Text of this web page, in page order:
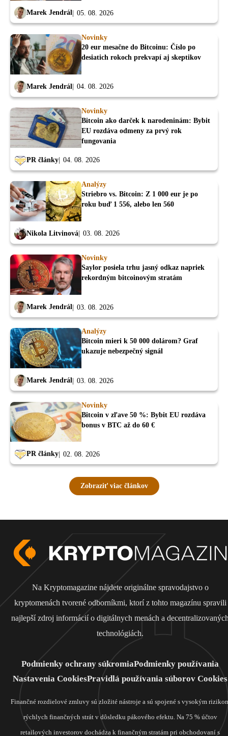
Marek Jendrál 05. 08. 2026
Novinky
20 eur mesačne do Bitcoinu: Číslo po
desiatich rokoch prekvapí aj skeptikov
Marek Jendrál 04. 08. 2026
Novinky
Bitcoin ako darček k narodeninám: Bybit
EU rozdáva odmeny za prvý rok
fungovania
PR články 04. 08. 2026
Analýzy
Striebro vs. Bitcoin: Z 1 000 eur je po
roku buď 1 556, alebo len 560
Nikola Litvinová 03. 08. 2026
Novinky
Saylor posiela trhu jasný odkaz napriek
rekordným bitcoinovým stratám
Marek Jendrál 03. 08. 2026
Analýzy
Bitcoin mieri k 50 000 dolárom? Graf
ukazuje nebezpečný signál
Marek Jendrál 03. 08. 2026
Novinky
Bitcoin v zľave 50 %: Bybit EU rozdáva
bonus v BTC až do 60 €
PR články 02. 08. 2026
Zobraziť viac článkov
Na Kryptomagazine nájdete originálne spravodajstvo o
kryptomenách tvorené odborníkmi, ktorí z tohto magazínu spravili
najlepší zdroj informácií o digitálnych menách a
technológiách.
Podmienky ochrany súkromiaPodmienky používania
Nastavenia CookiesPravidlá používania súborov Cookies
Finančné rozdielové zmluvy sú zložité nástroje a sú spojené s vysokým
rýchlych finančných strát v dôsledku pákového efektu. Na 75 % účtov
retailových investorov dochádza k finančným stratám pri obchodovaní s